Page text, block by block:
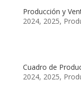
Producción y
2024, 2025,
Cuadro de
2024, 2025,